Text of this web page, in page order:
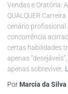
Vendas e Oratória:
QUALQUER
cenário profissional
concorrência
certas habilidades
apenas
apenas sobreviver,
Por Marcia da